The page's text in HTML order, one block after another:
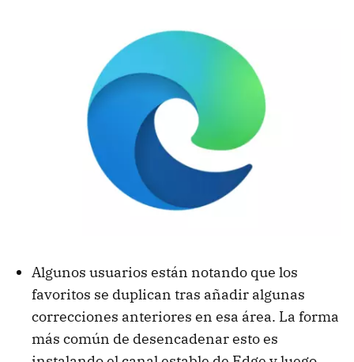
Algunos usuarios están notando que los
favoritos se duplican tras añadir algunas
correcciones anteriores en esa área. La forma
más común de desencadenar esto es